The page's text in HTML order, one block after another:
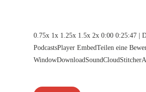
0.75x 1x 1.25x 1.5x 2x 0:00 0:25:47 |
PodcastsPlayer EmbedTeilen eine